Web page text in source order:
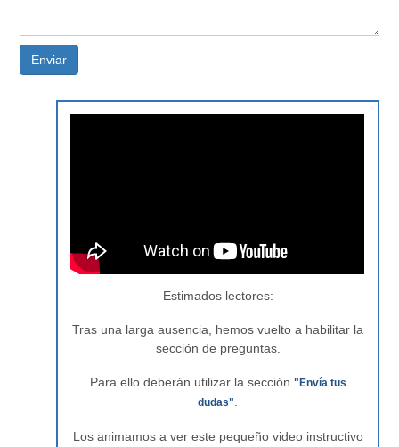
Enviar
Estimados lectores:
Tras una larga ausencia, hemos vuelto a habilitar la
sección de preguntas.
Para ello deberán utilizar la sección "Envía tus
dudas".
Los animamos a ver este pequeño video instructivo